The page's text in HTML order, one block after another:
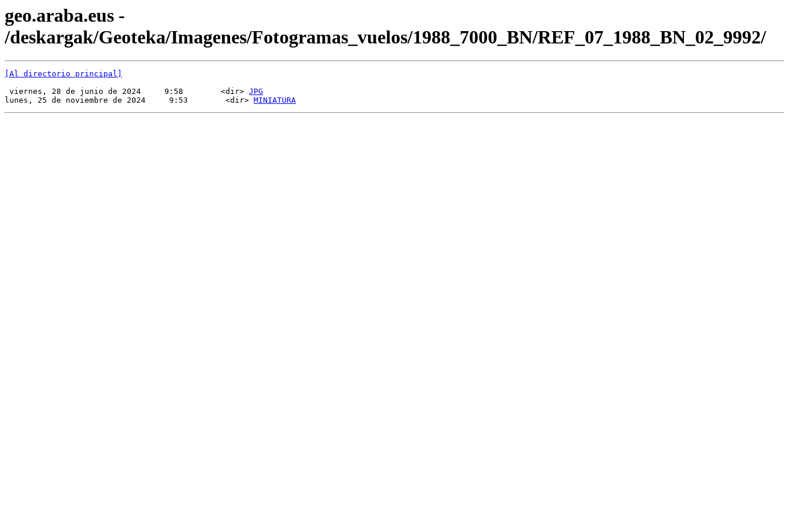
geo.araba.eus -
/deskargak/Geoteka/Imagenes/Fotogramas_vuelos/1988_7000_BN/REF_07_1988_BN_02_9992/
[Al directorio principal]
viernes, 28 de junio de 2024     9:58        <dir> JPG
lunes, 25 de noviembre de 2024     9:53        <dir> MINIATURA